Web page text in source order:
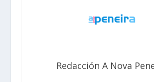
Redacción A Nova